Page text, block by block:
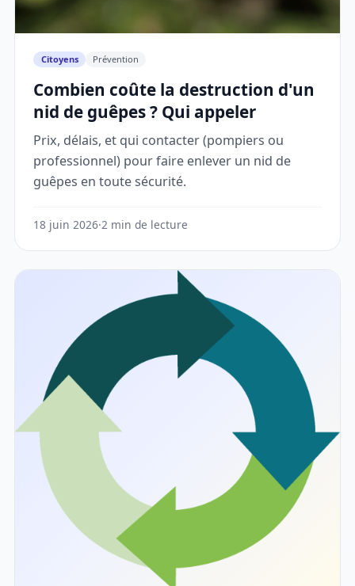
Citoyens Prévention
Combien coûte la destruction d'un
nid de guêpes ? Qui appeler
Prix, délais, et qui contacter (pompiers ou
professionnel) pour faire enlever un nid de
guêpes en toute sécurité.
18 juin 2026·2 min de lecture